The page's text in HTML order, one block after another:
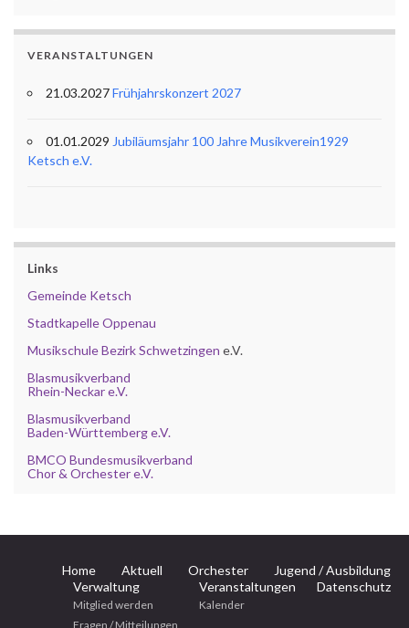
VERANSTALTUNGEN
21.03.2027Frühjahrskonzert 2027
01.01.2029 Jubiläumsjahr 100 Jahre Musikverein1929
Ketsch e.V.
Links
Gemeinde Ketsch
Stadtkapelle Oppenau
Musikschule Bezirk Schwetzingen e.V.
Blasmusikverband
Rhein-Neckar e.V.
Blasmusikverband
Baden-Württemberg e.V.
BMCO Bundesmusikverband
Chor & Orchester e.V.
Home Aktuell Orchester
Jugend / Ausbildung
Verwaltung
Mitglied werden
Fragen / Mitteilungen
Veranstaltungen
Kalender
Datenschutz